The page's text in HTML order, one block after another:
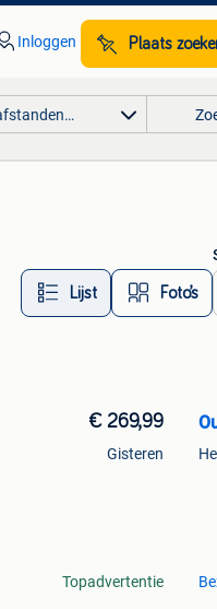
Inloggen Plaats
Lijst Foto’s
€ 269,99
Gisteren
Topadvertentie